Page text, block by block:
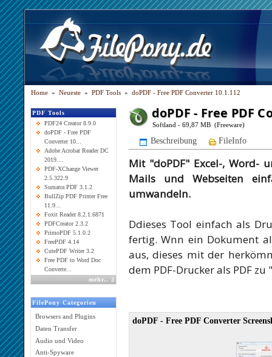
Home » Neueste » PDF Tools » doPDF - Free PDF Converter 10.1.112
PDF Tools
PDF24 Creator 8.9.0
doPDF - Free PDF
Converter 10...
Adobe Acrobat Reader DC
2019....
PDF-XChange Viewer
2.5.322.9
Sumatra PDF 3.1.2
BullZip PDF Printer Free
11.9...
Foxit Reader 8.2.1.6871
PDFCreator 2.3.2
PrimoPDF 5.1.0.2
FreePDF 4.14
CutePDF Writer 3.2
Free PDF to Word Doc
Converte...
mehr.. 2
FilePony Categorien
Browsers and Plugins
Daten Transfer
Audio und Video
Anti-Spyware
doPDF - Free PDF
Softland - 69,87 MB (Freeware)
Beschreibung FileInfo
Mit "doPDF" Excel-, Word-
Mails und Webseiten
umwandeln.
Ddieses Tool einfach als
fertig. Wnn ein Dokument
aus, dieses mit der
dem PDF-Drucker als PDF zu
doPDF - Free PDF Converter